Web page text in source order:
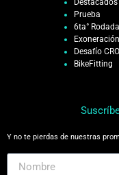
Destacados
Prueba
6ta°
Desafío
BikeFitting
Y no te pierdas de nuestras